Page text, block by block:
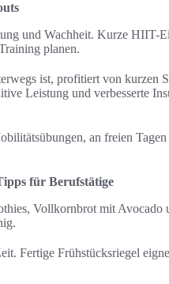
und Wachheit. Kurze HIIT-
planen.
ist, profitiert von kurzen
Leistung und verbesserte
an freien
für Berufstätige
Vollkornbrot mit Avocado
Fertige Frühstücksriegel